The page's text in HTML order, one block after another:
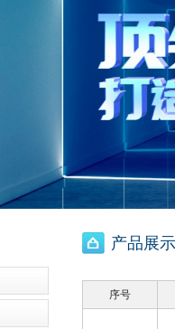
产品展
序号